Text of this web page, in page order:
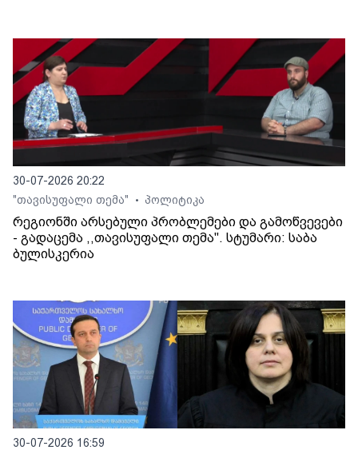
30-07-2026 20:22
"თავისუფალი თემა"
• პოლიტიკა
რეგიონში არსებული პრობლემები და გამოწვევები
- გადაცემა ,,თავისუფალი თემა". სტუმარი: საბა
ბულისკერია
30-07-2026 16:59